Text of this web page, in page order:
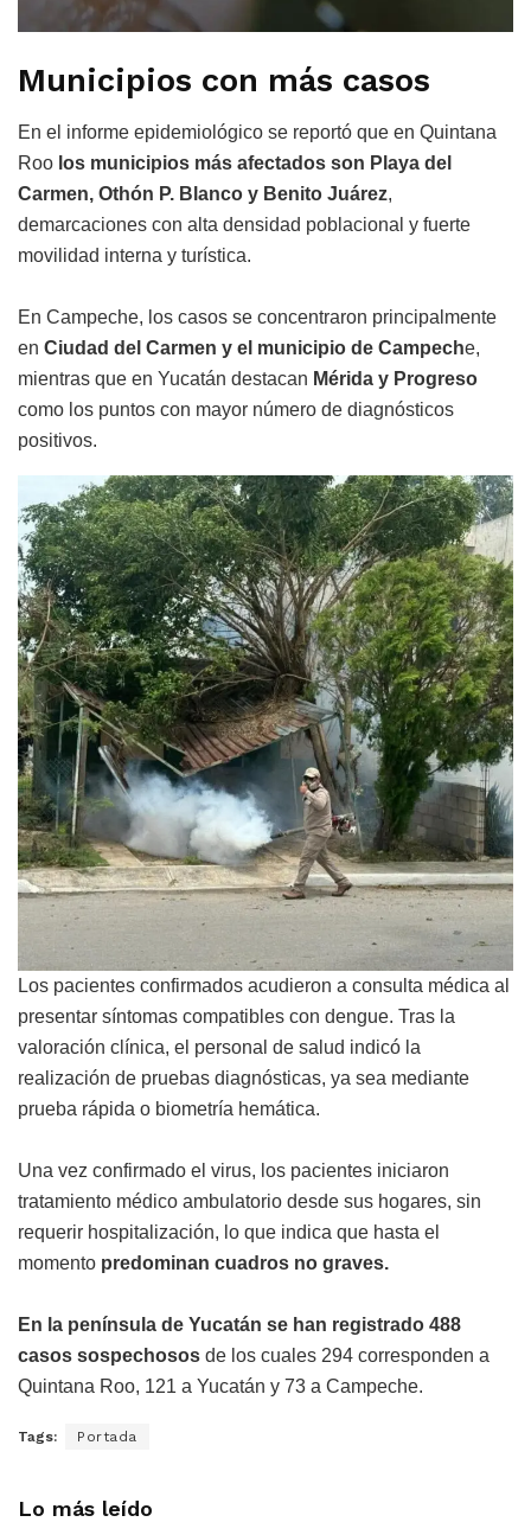
Municipios con más casos
En el informe epidemiológico se reportó que en Quintana
Roo los municipios más afectados son Playa del
Carmen, Othón P. Blanco y Benito Juárez,
demarcaciones con alta densidad poblacional y fuerte
movilidad interna y turística.
En Campeche, los casos se concentraron principalmente
en Ciudad del Carmen y el municipio de Campeche,
mientras que en Yucatán destacan Mérida y Progreso
como los puntos con mayor número de diagnósticos
positivos.
Los pacientes confirmados acudieron a consulta médica al
presentar síntomas compatibles con dengue. Tras la
valoración clínica, el personal de salud indicó la
realización de pruebas diagnósticas, ya sea mediante
prueba rápida o biometría hemática.
Una vez confirmado el virus, los pacientes iniciaron
tratamiento médico ambulatorio desde sus hogares, sin
requerir hospitalización, lo que indica que hasta el
momento predominan cuadros no graves.
En la península de Yucatán se han registrado 488
casos sospechosos de los cuales 294 corresponden a
Quintana Roo, 121 a Yucatán y 73 a Campeche.
Tags: Portada
Lo más leído